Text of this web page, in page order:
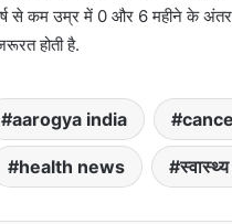
से कम उम्र में 0 और 6 महीने के
होती है.
aarogya india
health news स्वास्थ्य